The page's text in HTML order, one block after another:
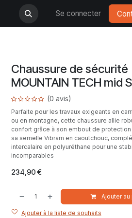
Se connecter
Chaussure de sécurité
MOUNTAIN TECH mid
(0 avis)
Parfaite pour les travaux exigeants en
ou en montagne, cette chaussure allie
confort grâce à son embout de protection
sa semelle Vibram en caoutchouc,
intercalaire en polyuréthane pour une
incomparables
234,90€
Ajouter au
Ajouter à la liste de souhaits